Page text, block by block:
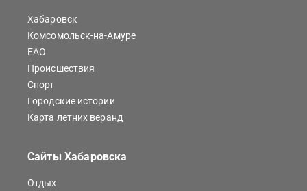
Хабаровск
Комсомольск-на-Амуре
ЕАО
Происшествия
Спорт
Городские истории
Карта летних веранд
Сайты Хабаровска
Отдых